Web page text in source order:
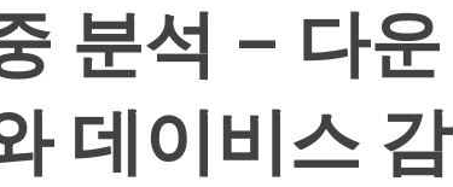
분석 – 다운
데이비스 감